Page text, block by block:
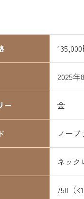
135,000
2025年
ー 金
ノーブ
ネック
750（